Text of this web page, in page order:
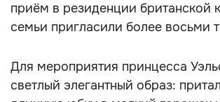
приём в резиденции британской
семьи пригласили более восьми
Для мероприятия принцесса
светлый элегантный образ: